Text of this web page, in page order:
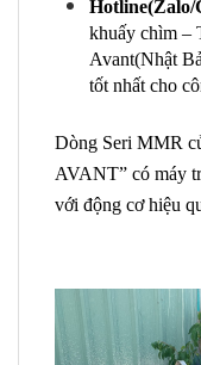
Hotline(Zalo/
khuấy chìm –
Avant(Nhật
tốt nhất cho
Dòng Seri MMR
AVANT” có máy
với động cơ hiệu